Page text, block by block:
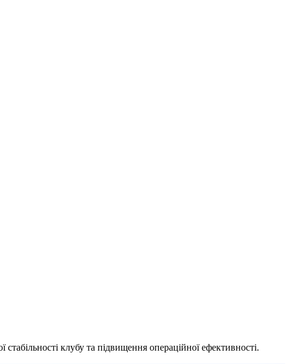
клубу та підвищення операційної ефективності.